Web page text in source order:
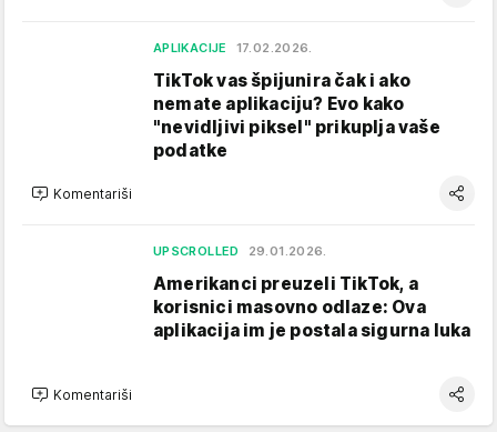
APLIKACIJE 17.02.2026.
TikTok vas špijunira čak i ako
nemate aplikaciju? Evo kako
"nevidljivi piksel" prikuplja vaše
podatke
Komentariši
UPSCROLLED 29.01.2026.
Amerikanci preuzeli TikTok, a
korisnici masovno odlaze: Ova
aplikacija im je postala sigurna luka
Komentariši